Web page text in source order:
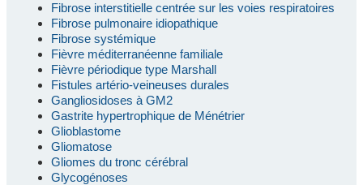
Fibrose interstitielle centrée sur les voies respiratoires
Fibrose pulmonaire idiopathique
Fibrose systémique
Fièvre méditerranéenne familiale
Fièvre périodique type Marshall
Fistules artério-veineuses durales
Gangliosidoses à GM2
Gastrite hypertrophique de Ménétrier
Glioblastome
Gliomatose
Gliomes du tronc cérébral
Glycogénoses